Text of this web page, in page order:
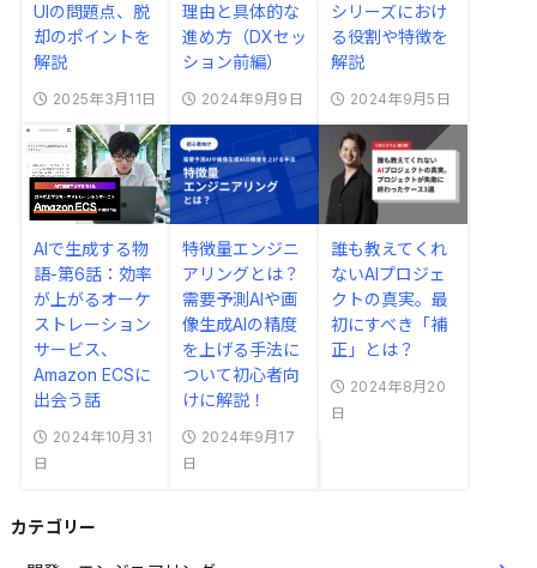
UIの問題点、脱
却のポイントを
解説
2025年3月11日
理由と具体的な
進め方（DXセッ
ション前編）
2024年9月9日
シリーズにおけ
る役割や特徴を
解説
2024年9月5日
AIで生成する物
語-第6話：効率
が上がるオーケ
ストレーション
サービス、
Amazon ECSに
出会う話
2024年10月31
日
特徴量エンジニ
アリングとは？
需要予測AIや画
像生成AIの精度
を上げる手法に
ついて初心者向
けに解説！
2024年9月17
日
誰も教えてくれ
ないAIプロジェ
クトの真実。最
初にすべき「補
正」とは？
2024年8月20
日
カテゴリー